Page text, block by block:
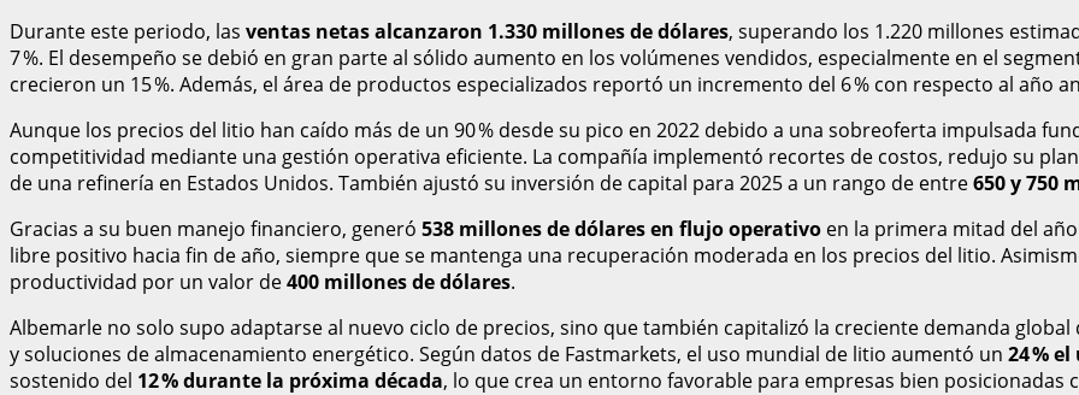
Durante este periodo, las ventas netas alcanzaron 1.330 millones de dólares, superando los 1.220 millones
7 %. El desempeño se debió en gran parte al sólido aumento en los volúmenes vendidos, especialmente en el
crecieron un 15 %. Además, el área de productos especializados reportó un incremento del 6 % con respecto al año
Aunque los precios del litio han caído más de un 90 % desde su pico en 2022 debido a una sobreoferta impulsada
competitividad mediante una gestión operativa eficiente. La compañía implementó recortes de costos, redujo su
de una refinería en Estados Unidos. También ajustó su inversión de capital para 2025 a un rango de entre650 y 750
Gracias a su buen manejo financiero, generó 538 millones de dólares en flujo operativo en la primera mitad del
libre positivo hacia fin de año, siempre que se mantenga una recuperación moderada en los precios del litio.
productividad por un valor de400 millones de dólares.
Albemarle no solo supo adaptarse al nuevo ciclo de precios, sino que también capitalizó la creciente demanda
y soluciones de almacenamiento energético. Según datos de Fastmarkets, el uso mundial de litio aumentó un 24 %
sostenido del 12 % durante la próxima década, lo que crea un entorno favorable para empresas bien posicionadas